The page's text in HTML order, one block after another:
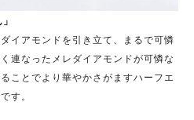
イアモンドを引き立て、まるで可憐
連なったメレダイアモンドが可憐な
ことでより華やかさがますハーフエ
す。